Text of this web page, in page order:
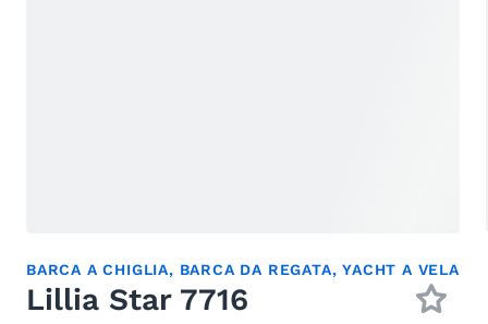
BARCA A CHIGLIA, BARCA DA REGATA,YACHT A VELA
Lillia Star 7716